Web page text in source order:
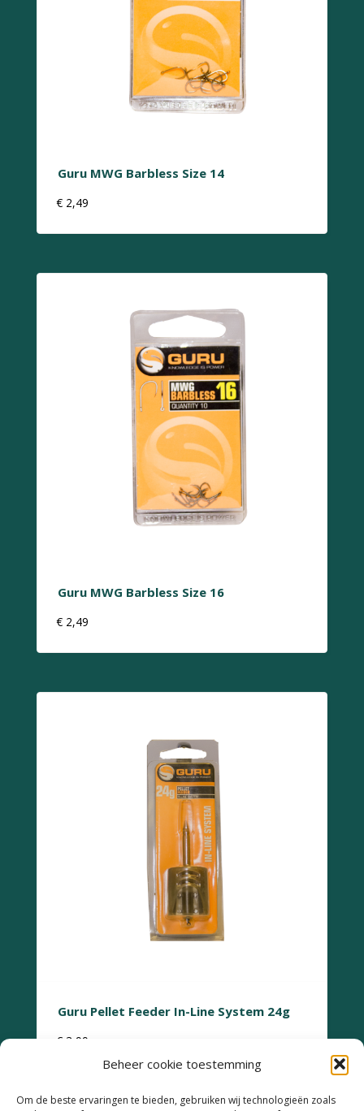
Beheer cookie toestemming
Om de beste ervaringen te bieden, gebruiken wij technologieën zoals
Guru MWG Barbless Size 14
€ 2,49
Guru MWG Barbless Size 16
€ 2,49
Guru Pellet Feeder In-Line System 24g
€ 3,99